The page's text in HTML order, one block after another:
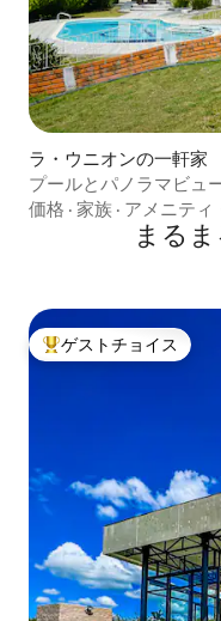
ラ・ウニオンの一軒家
プールとパノラマビュ
価格 · 家族 · アメニティ
まる
大好評のゲストチョイ
ゲストチョイス